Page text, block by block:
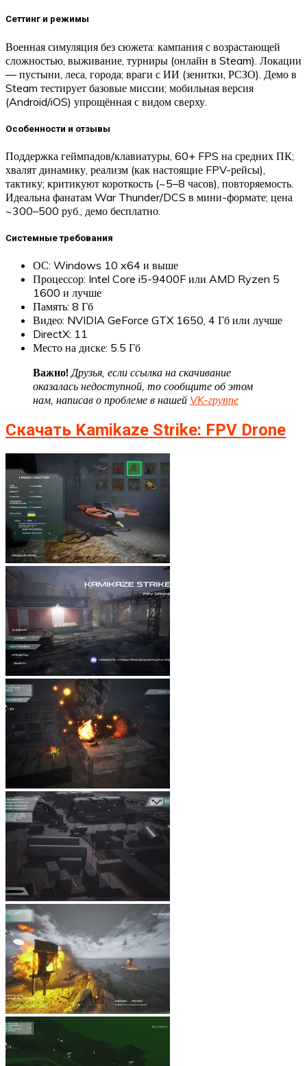
Сеттинг и режимы
Военная симуляция без сюжета: кампания с возрастающей
сложностью, выживание, турниры (онлайн в Steam). Локации
— пустыни, леса, города; враги с ИИ (зенитки, РСЗО). Демо в
Steam тестирует базовые миссии; мобильная версия
(Android/iOS) упрощённая с видом сверху.​
Особенности и отзывы
Поддержка геймпадов/клавиатуры, 60+ FPS на средних ПК;
хвалят динамику, реализм (как настоящие FPV-рейсы),
тактику; критикуют короткость (~5–8 часов), повторяемость.
Идеальна фанатам War Thunder/DCS в мини-формате; цена
~300–500 руб., демо бесплатно.​​
Системные требования
ОС: Windows 10 x64 и выше
Процессор: Intel Core i5-9400F или AMD Ryzen 5
1600 и лучше
Память: 8 Гб
Видео: NVIDIA GeForce GTX 1650, 4 Гб или лучше
DirectX: 11
Место на диске: 5.5 Гб
Важно!Друзья, если ссылка на скачивание
оказалась недоступной, то сообщите об этом
нам, написав о проблеме в нашей VK-группе
Скачать Kamikaze Strike: FPV Drone